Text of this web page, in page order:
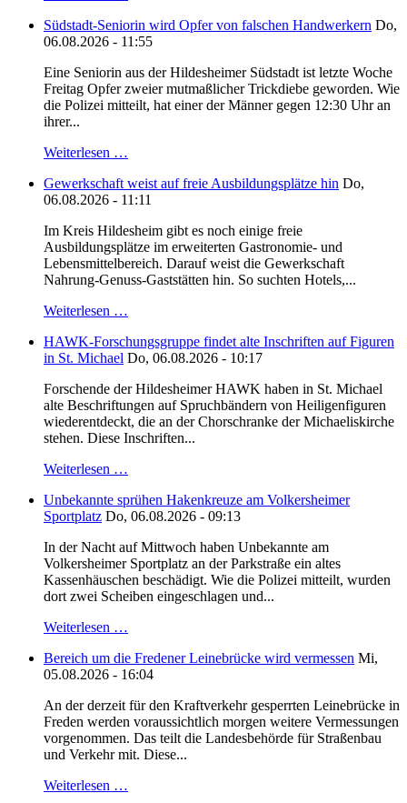
Südstadt-Seniorin wird Opfer von falschen Handwerkern Do,
06.08.2026 - 11:55
Eine Seniorin aus der Hildesheimer Südstadt ist letzte Woche
Freitag Opfer zweier mutmaßlicher Trickdiebe geworden. Wie
die Polizei mitteilt, hat einer der Männer gegen 12:30 Uhr an
ihrer...
Weiterlesen …
Gewerkschaft weist auf freie Ausbildungsplätze hin Do,
06.08.2026 - 11:11
Im Kreis Hildesheim gibt es noch einige freie
Ausbildungsplätze im erweiterten Gastronomie- und
Lebensmittelbereich. Darauf weist die Gewerkschaft
Nahrung-Genuss-Gaststätten hin. So suchten Hotels,...
Weiterlesen …
HAWK-Forschungsgruppe findet alte Inschriften auf Figuren
in St. Michael Do, 06.08.2026 - 10:17
Forschende der Hildesheimer HAWK haben in St. Michael
alte Beschriftungen auf Spruchbändern von Heiligenfiguren
wiederentdeckt, die an der Chorschranke der Michaeliskirche
stehen. Diese Inschriften...
Weiterlesen …
Unbekannte sprühen Hakenkreuze am Volkersheimer
Sportplatz Do, 06.08.2026 - 09:13
In der Nacht auf Mittwoch haben Unbekannte am
Volkersheimer Sportplatz an der Parkstraße ein altes
Kassenhäuschen beschädigt. Wie die Polizei mitteilt, wurden
dort zwei Scheiben eingeschlagen und...
Weiterlesen …
Bereich um die Fredener Leinebrücke wird vermessen Mi,
05.08.2026 - 16:04
An der derzeit für den Kraftverkehr gesperrten Leinebrücke in
Freden werden voraussichtlich morgen weitere Vermessungen
vorgenommen. Das teilt die Landesbehörde für Straßenbau
und Verkehr mit. Diese...
Weiterlesen …